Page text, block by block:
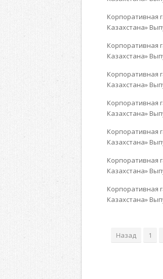
Корпоративная
Казахстана»
Корпоративная
Казахстана»
Корпоративная
Казахстана»
Корпоративная
Казахстана»
Корпоративная
Казахстана»
Корпоративная
Казахстана»
Корпоративная
Казахстана»
Назад 1